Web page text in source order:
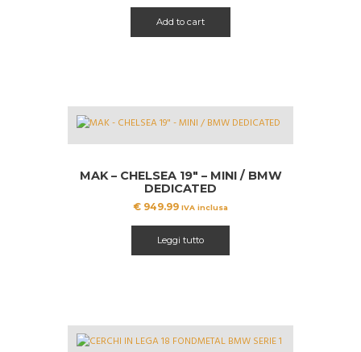
Add to cart
MAK – CHELSEA 19″ – MINI / BMW
DEDICATED
€ 949.99 IVA inclusa
Leggi tutto